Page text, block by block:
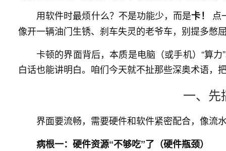
用软件时最烦什么？不是功能少，而是卡！
点
像开一辆油门生锈、刹车失灵的老爷车，别提多憋
卡顿的界面背后，本质是电脑（或手机）“算
白话也能讲明白。咱们今天就不扯那些深奥术语，
一、
界面要流畅，需要硬件和软件紧密配合，像流
病根一：硬件资源“不够吃”了（硬件瓶颈）